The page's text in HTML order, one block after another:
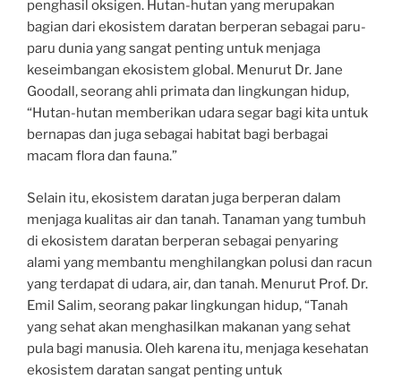
penghasil oksigen. Hutan-hutan yang merupakan
bagian dari ekosistem daratan berperan sebagai paru-
paru dunia yang sangat penting untuk menjaga
keseimbangan ekosistem global. Menurut Dr. Jane
Goodall, seorang ahli primata dan lingkungan hidup,
“Hutan-hutan memberikan udara segar bagi kita untuk
bernapas dan juga sebagai habitat bagi berbagai
macam flora dan fauna.”
Selain itu, ekosistem daratan juga berperan dalam
menjaga kualitas air dan tanah. Tanaman yang tumbuh
di ekosistem daratan berperan sebagai penyaring
alami yang membantu menghilangkan polusi dan racun
yang terdapat di udara, air, dan tanah. Menurut Prof. Dr.
Emil Salim, seorang pakar lingkungan hidup, “Tanah
yang sehat akan menghasilkan makanan yang sehat
pula bagi manusia. Oleh karena itu, menjaga kesehatan
ekosistem daratan sangat penting untuk